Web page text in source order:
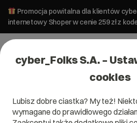
Promocja powitalna dla klientów
internetowy Shoper w cenie 259 zł z
cyber_Folks S.A. –
cookies
Lubisz dobre ciastka? My też!
wymagane do prawidłowego